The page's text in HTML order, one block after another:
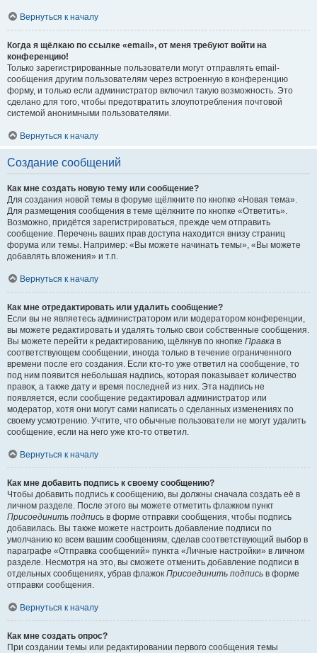
Вернуться к началу
Когда я щёлкаю по ссылке «email», от меня требуют войти на
конференцию!
Только зарегистрированные пользователи могут отправлять email-
сообщения другим пользователям через встроенную в конференцию
форму, и только если администратор включил такую возможность. Это
сделано для того, чтобы предотвратить злоупотребления почтовой
системой анонимными пользователями.
Вернуться к началу
Создание сообщений
Как мне создать новую тему или сообщение?
Для создания новой темы в форуме щёлкните по кнопке «Новая тема».
Для размещения сообщения в теме щёлкните по кнопке «Ответить».
Возможно, придётся зарегистрироваться, прежде чем отправить
сообщение. Перечень ваших прав доступа находится внизу страниц
форума или темы. Например: «Вы можете начинать темы», «Вы можете
добавлять вложения» и т.п.
Вернуться к началу
Как мне отредактировать или удалить сообщение?
Если вы не являетесь администратором или модератором конференции,
вы можете редактировать и удалять только свои собственные сообщения.
Вы можете перейти к редактированию, щёлкнув по кнопке Правка в
соответствующем сообщении, иногда только в течение ограниченного
времени после его создания. Если кто-то уже ответил на сообщение, то
под ним появится небольшая надпись, которая показывает количество
правок, а также дату и время последней из них. Эта надпись не
появляется, если сообщение редактировал администратор или
модератор, хотя они могут сами написать о сделанных изменениях по
своему усмотрению. Учтите, что обычные пользователи не могут удалить
сообщение, если на него уже кто-то ответил.
Вернуться к началу
Как мне добавить подпись к своему сообщению?
Чтобы добавить подпись к сообщению, вы должны сначала создать её в
личном разделе. После этого вы можете отметить флажком пункт
Присоединить подпись в форме отправки сообщения, чтобы подпись
добавилась. Вы также можете настроить добавление подписи по
умолчанию ко всем вашим сообщениям, сделав соответствующий выбор в
параграфе «Отправка сообщений» пункта «Личные настройки» в личном
разделе. Несмотря на это, вы сможете отменить добавление подписи в
отдельных сообщениях, убрав флажок Присоединить подпись в форме
отправки сообщения.
Вернуться к началу
Как мне создать опрос?
При создании темы или редактировании первого сообщения темы